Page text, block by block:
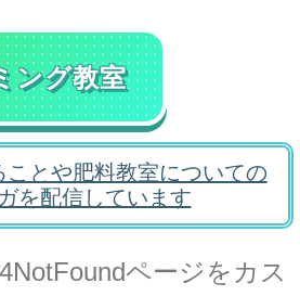
ング教室
とや肥料教室についての
を配信しています
ページをカス